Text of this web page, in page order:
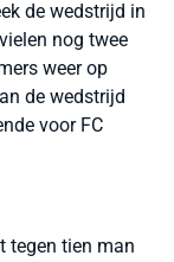
de wedstrijd in
nog twee
weer op
de wedstrijd
voor FC
tegen tien man